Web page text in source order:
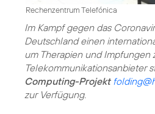
Rechenzentrum Telefónica
Im Kampf gegen das
Deutschland einen
um Therapien und Impfungen
Telekommunikationsanbieter
Computing-Projekt
zur Verfügung.